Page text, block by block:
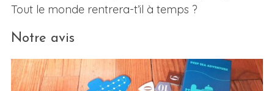
Tout le monde rentrera-t’il à temps ?
Notre avis